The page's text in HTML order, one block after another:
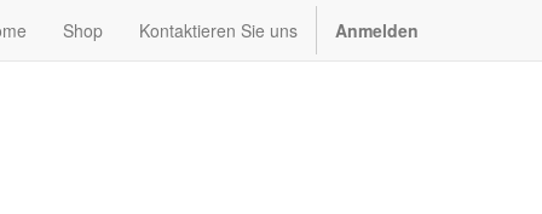
Shop Kontaktieren Sie uns Anmelden